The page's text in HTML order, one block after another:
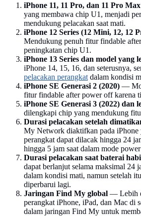
iPhone 11, 11 Pro, dan 11 Pro Max
yang membawa chip U1, menjadi
mendukung pelacakan saat mati.
iPhone 12 Series (12 Mini, 12, 12
Mendukung penuh fitur findable
peningkatan chip U1.
iPhone 13 Series dan model yang
iPhone 14, 15, 16, dan seterusnya,
pelacakan perangkat dalam kondisi
iPhone SE Generasi 2 (2020) —
fitur findable after power off karena
iPhone SE Generasi 3 (2022) dan
dilengkapi chip yang mendukung
Durasi pelacakan setelah
My Network diaktifkan pada iPhone
perangkat dapat dilacak hingga 24
hingga 5 jam saat dalam mode
Durasi pelacakan saat baterai
dapat berlanjut selama maksimal 24
dalam kondisi mati, namun setelah
diperbarui lagi.
Jaringan Find My global — Lebih
perangkat iPhone, iPad, dan Mac di
dalam jaringan Find My untuk